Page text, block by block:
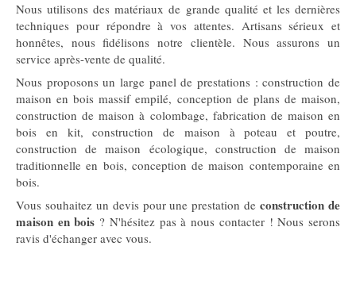
Nous utilisons des matériaux de grande qualité et les dernières
techniques pour répondre à vos attentes. Artisans sérieux et
honnêtes, nous fidélisons notre clientèle. Nous assurons un
service après-vente de qualité.
Nous proposons un large panel de prestations : construction de
maison en bois massif empilé, conception de plans de maison,
construction de maison à colombage, fabrication de maison en
bois en kit, construction de maison à poteau et poutre,
construction de maison écologique, construction de maison
traditionnelle en bois, conception de maison contemporaine en
bois.
Vous souhaitez un devis pour une prestation deconstruction de
maison en bois ? N'hésitez pas à nous contacter ! Nous serons
ravis d'échanger avec vous.